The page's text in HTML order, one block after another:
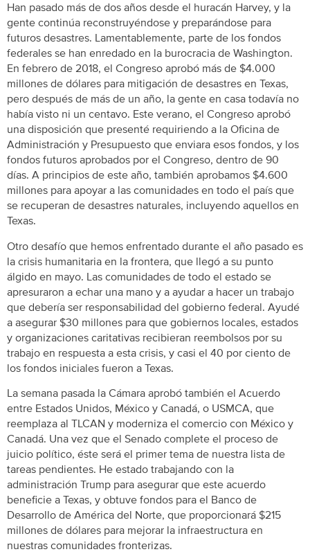
Han pasado más de dos años desde el huracán Harvey, y la
gente continúa reconstruyéndose y preparándose para
futuros desastres. Lamentablemente, parte de los fondos
federales se han enredado en la burocracia de Washington.
En febrero de 2018, el Congreso aprobó más de $4.000
millones de dólares para mitigación de desastres en Texas,
pero después de más de un año, la gente en casa todavía no
había visto ni un centavo. Este verano, el Congreso aprobó
una disposición que presenté requiriendo a la Oficina de
Administración y Presupuesto que enviara esos fondos, y los
fondos futuros aprobados por el Congreso, dentro de 90
días. A principios de este año, también aprobamos $4.600
millones para apoyar a las comunidades en todo el país que
se recuperan de desastres naturales, incluyendo aquellos en
Texas.
Otro desafío que hemos enfrentado durante el año pasado es
la crisis humanitaria en la frontera, que llegó a su punto
álgido en mayo. Las comunidades de todo el estado se
apresuraron a echar una mano y a ayudar a hacer un trabajo
que debería ser responsabilidad del gobierno federal. Ayudé
a asegurar $30 millones para que gobiernos locales, estados
y organizaciones caritativas recibieran reembolsos por su
trabajo en respuesta a esta crisis, y casi el 40 por ciento de
los fondos iniciales fueron a Texas.
La semana pasada la Cámara aprobó también el Acuerdo
entre Estados Unidos, México y Canadá, o USMCA, que
reemplaza al TLCAN y moderniza el comercio con México y
Canadá. Una vez que el Senado complete el proceso de
juicio político, éste será el primer tema de nuestra lista de
tareas pendientes. He estado trabajando con la
administración Trump para asegurar que este acuerdo
beneficie a Texas, y obtuve fondos para el Banco de
Desarrollo de América del Norte, que proporcionará $215
millones de dólares para mejorar la infraestructura en
nuestras comunidades fronterizas.